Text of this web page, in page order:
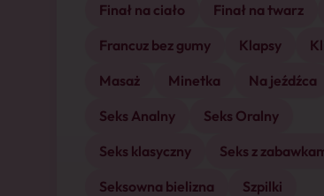
Finał na ciało
Finał na twarz
Francuz bez gumy
Klapsy
Masaż
Minetka
Na jeźdźca
Seks Analny
Seks Oralny
Seks klasyczny
Seks z
Seksowna bielizna
Szpilki